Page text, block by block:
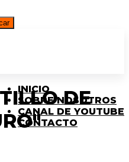
INICIO
SOBRE NOSOTROS
CANAL DE YOUTUBE
CONTACTO
DE